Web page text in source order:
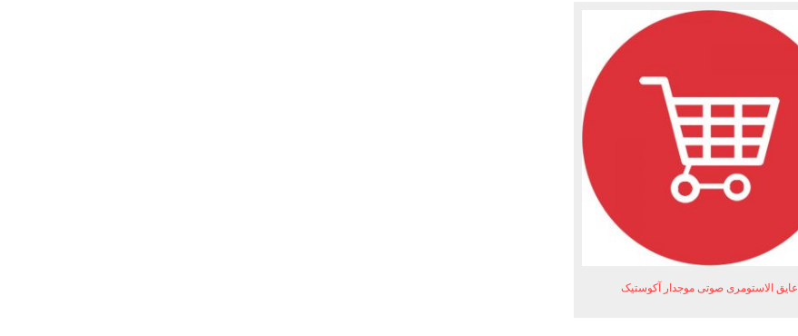
عایق الاستومری صوتی موجدار آکوستیک